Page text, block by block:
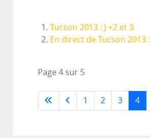
Tucson 2013 : J +2 et 3
En direct de Tucson 2013
Page 4 sur 5
1 2 3 4